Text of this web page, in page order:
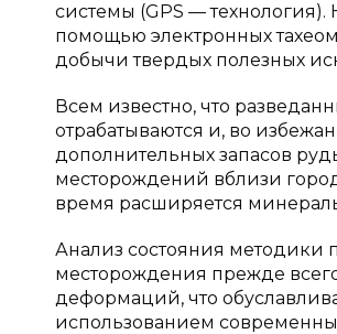
системы (GPS —
помощью электронных
добычи твердых полезных
Всем известно, что
отрабатываются и, во
дополнительных запасов
месторождений вблизи
время расширяется
Анализ состояния методики
месторождения прежде
деформаций, что
использованием